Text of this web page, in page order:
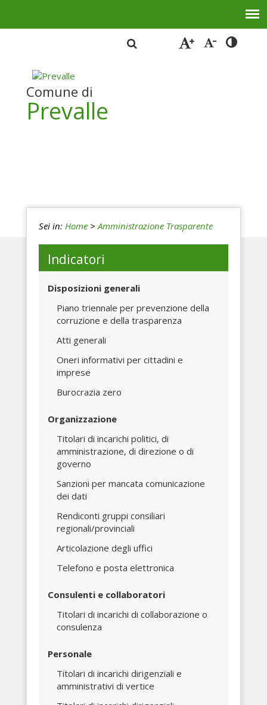
Comune di
Prevalle
Sei in: Home >Amministrazione Trasparente
Indicatori
Disposizioni generali
Piano triennale per prevenzione della
corruzione e della trasparenza
Atti generali
Oneri informativi per cittadini e
imprese
Burocrazia zero
Organizzazione
Titolari di incarichi politici, di
amministrazione, di direzione o di
governo
Sanzioni per mancata comunicazione
dei dati
Rendiconti gruppi consiliari
regionali/provinciali
Articolazione degli uffici
Telefono e posta elettronica
Consulenti e collaboratori
Titolari di incarichi di collaborazione o
consulenza
Personale
Titolari di incarichi dirigenziali e
amministrativi di vertice